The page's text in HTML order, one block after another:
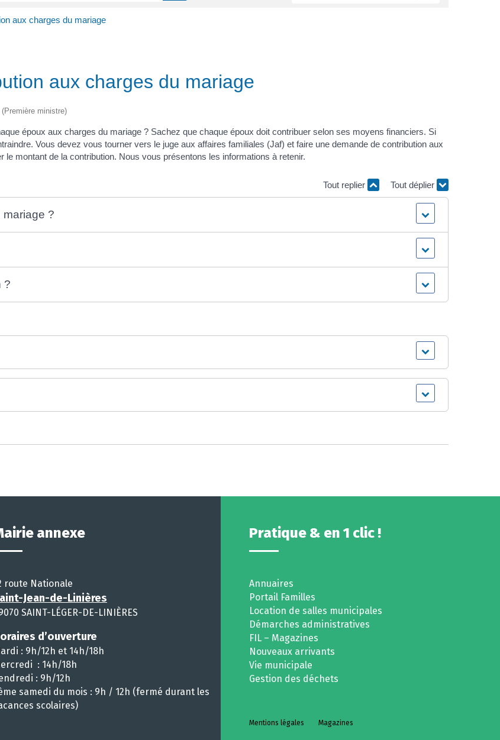
aux charges du mariage
aux charges du mariage
ministre)
époux aux charges du mariage ? Sachez que chaque époux doit contribuer selon ses moyens financiers. Si
Vous devez vous tourner vers le juge aux affaires familiales (Jaf) et faire une demande de contribution aux
montant de la contribution. Nous vous présentons les informations à retenir.
Tout replier Tout déplier
?
?
annexe
route Nationale
Jean-de-Linières
SAINT-LÉGER-DE-LINIÈRES
d’ouverture
: 9h/12h et 14h/18h
: 14h/18h
: 9h/12h
samedi du mois : 9h / 12h (fermé durant les
scolaires)
Pratique & en 1 clic !
Annuaires
Portail Familles
Location de salles municipales
Démarches administratives
FIL – Magazines
Nouveaux arrivants
Vie municipale
Gestion des déchets
Mentions légales Magazines